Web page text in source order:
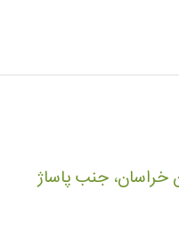
خراسان، جنب پاساژ